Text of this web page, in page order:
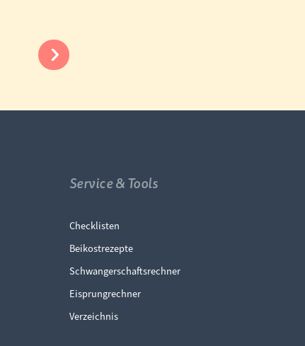
Service & Tools
Navigation überspringen
Checklisten
Beikostrezepte
Schwangerschaftsrechner
Eisprungrechner
Verzeichnis